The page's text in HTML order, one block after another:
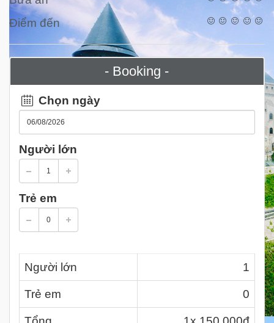
Điểm đến
- Booking -
Chọn ngày
Người lớn
Trẻ em
Người lớn 1
Trẻ em 0